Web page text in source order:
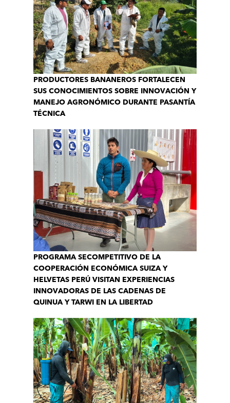
PRODUCTORES BANANEROS FORTALECEN
SUS CONOCIMIENTOS SOBRE INNOVACIÓN Y
MANEJO AGRONÓMICO DURANTE PASANTÍA
TÉCNICA
PROGRAMA SECOMPETITIVO DE LA
COOPERACIÓN ECONÓMICA SUIZA Y
HELVETAS PERÚ VISITAN EXPERIENCIAS
INNOVADORAS DE LAS CADENAS DE
QUINUA Y TARWI EN LA LIBERTAD